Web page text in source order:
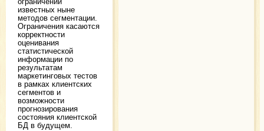
известных ныне
методов сегментации.
Ограничения касаются
корректности
оценивания
статистической
информации по
результатам
маркетинговых тестов
в рамках клиентских
сегментов и
возможности
прогнозирования
состояния клиентской
БД в будущем.